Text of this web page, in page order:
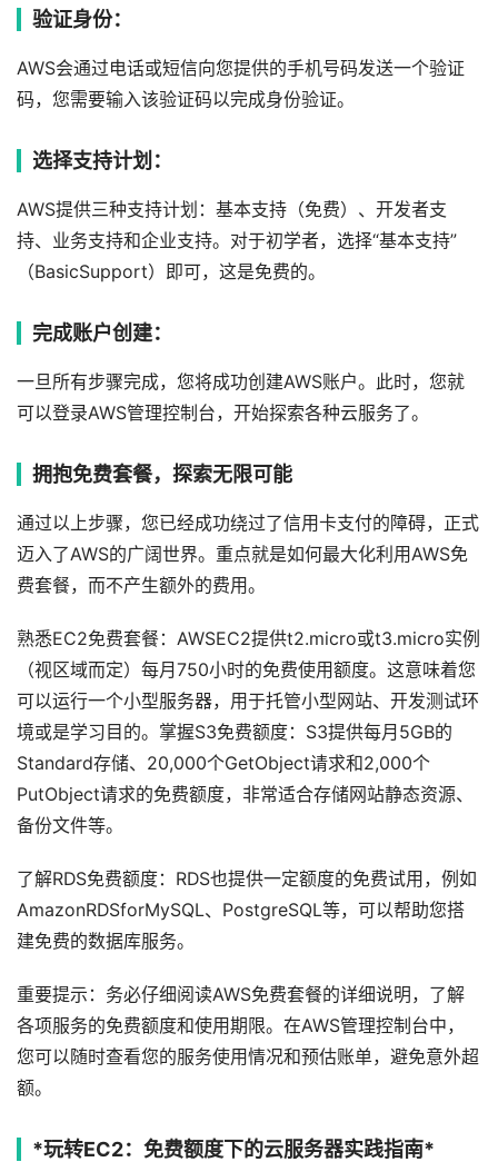
验证身份：
AWS会通过电话或短信向您提供的手机号码发送一个验证
码，您需要输入该验证码以完成身份验证。
选择支持计划：
AWS提供三种支持计划：基本支持（免费）、开发者支
持、业务支持和企业支持。对于初学者，选择“基本支持”
（BasicSupport）即可，这是免费的。
完成账户创建：
一旦所有步骤完成，您将成功创建AWS账户。此时，您就
可以登录AWS管理控制台，开始探索各种云服务了。
拥抱免费套餐，探索无限可能
通过以上步骤，您已经成功绕过了信用卡支付的障碍，正式
迈入了AWS的广阔世界。重点就是如何最大化利用AWS免
费套餐，而不产生额外的费用。
熟悉EC2免费套餐：AWSEC2提供t2.micro或t3.micro实例
（视区域而定）每月750小时的免费使用额度。这意味着您
可以运行一个小型服务器，用于托管小型网站、开发测试环
境或是学习目的。掌握S3免费额度：S3提供每月5GB的
Standard存储、20,000个GetObject请求和2,000个
PutObject请求的免费额度，非常适合存储网站静态资源、
备份文件等。
了解RDS免费额度：RDS也提供一定额度的免费试用，例如
AmazonRDSforMySQL、PostgreSQL等，可以帮助您搭
建免费的数据库服务。
重要提示：务必仔细阅读AWS免费套餐的详细说明，了解
各项服务的免费额度和使用期限。在AWS管理控制台中，
您可以随时查看您的服务使用情况和预估账单，避免意外超
额。
*玩转EC2：免费额度下的云服务器实践指南*